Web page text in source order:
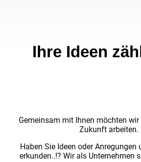
Ihre Ideen
Gemeinsam mit Ihnen möchten wir
Zukunft arbeiten.
Haben Sie Ideen oder Anregungen
erkunden..!? Wir als Unternehmen